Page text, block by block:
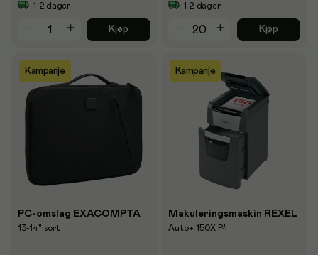
1-2 dager
Kjøp
1-2 dager
Kjøp
Kampanje
PC-omslag EXACOMPTA
13-14" sort
Kampanje
Makuleringsmaskin REXEL
Auto+ 150X P4